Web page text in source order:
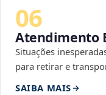
06
Atendimento
Situações
para retirar e
SAIBA MAIS